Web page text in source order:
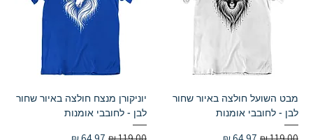
מבט השועל חולצה באיור שחור
לבן - לחובבי אומנות
מחיר רגיל מחיר מבצע
יוניקורן מנצח חולצה באיור שחור
לבן - לחובבי אומנות
מחיר רגיל מחיר מבצע